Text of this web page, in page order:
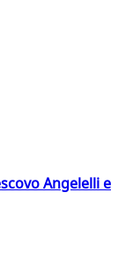
Angelelli e